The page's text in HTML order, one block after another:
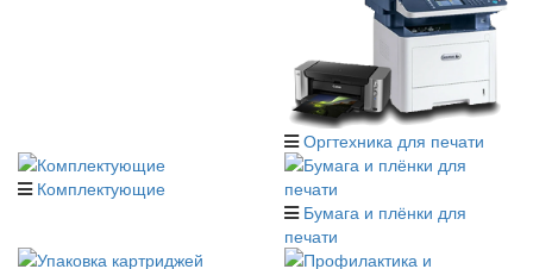
Оргтехника для печати
Комплектующие
Бумага и плёнки для
печати